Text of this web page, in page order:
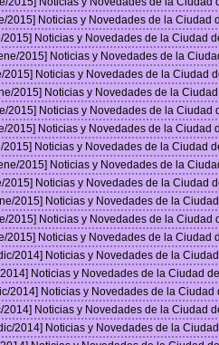
2015] Noticias y Novedades de la Ciudad
2015] Noticias y Novedades de la Ciudad
2015] Noticias y Novedades de la
2015] Noticias y Novedades de la Ciudad
2015] Noticias y Novedades de la
2015] Noticias y Novedades de la Ciudad
2015] Noticias y Novedades de la Ciudad
2015] Noticias y Novedades de la Ciudad
2015] Noticias y Novedades de la
2015] Noticias y Novedades de la Ciudad
2015] Noticias y Novedades de la
2015] Noticias y Novedades de la Ciudad
2015] Noticias y Novedades de la Ciudad
2014] Noticias y Novedades de la
Noticias y Novedades de la Ciudad
2014] Noticias y Novedades de la
2014] Noticias y Novedades de la Ciudad
2014] Noticias y Novedades de la